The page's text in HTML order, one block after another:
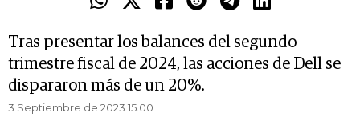
Tras presentar los balances del segundo
trimestre fiscal de 2024, las acciones de Dell se
dispararon más de un 20%.
3 Septiembre de 2023 15.00